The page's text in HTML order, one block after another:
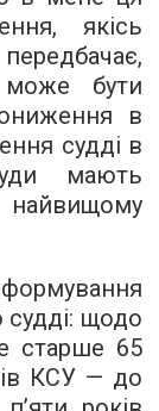
якісь
бути
в
судді в
мають
найвищому
щодо
старше 65
КСУ — до